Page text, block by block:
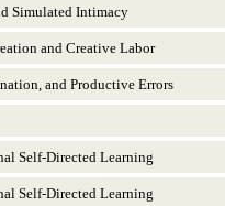
Simulated Intimacy
and Creative Labor
and Productive Errors
Self-Directed Learning
Self-Directed Learning